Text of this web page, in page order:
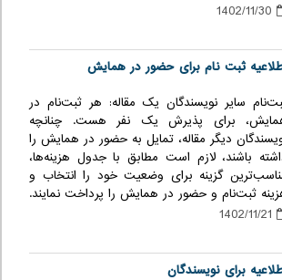
ثبت نام برای حضور در همایش
سایر نویسندگان یک مقاله: هر ثبت‌نام در
برای پذیرش یک نفر هست. چنانچه
دیگر مقاله، تمایل به حضور در همایش را
باشند، لازم است مطابق با جدول هزینه‌ها،
گزینه برای وضعیت خود را انتخاب و
ثبت‌نام و حضور در همایش را پرداخت نمایند.
برای نویسندگان